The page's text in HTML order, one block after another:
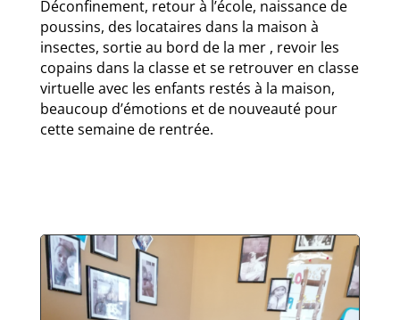
Déconfinement, retour à l’école, naissance de
poussins, des locataires dans la maison à
insectes, sortie au bord de la mer , revoir les
copains dans la classe et se retrouver en classe
virtuelle avec les enfants restés à la maison,
beaucoup d’émotions et de nouveauté pour
cette semaine de rentrée.